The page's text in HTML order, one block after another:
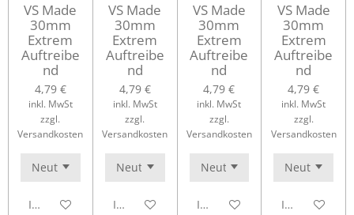
VS Made
30mm
Extrem
Auftreibe
nd
4,79 €
inkl. MwSt
zzgl.
Versandkosten
In den Warenkorb
VS Made
30mm
Extrem
Auftreibe
nd
4,79 €
inkl. MwSt
zzgl.
Versandkosten
In den Warenkorb
VS Made
30mm
Extrem
Auftreibe
nd
4,79 €
inkl. MwSt
zzgl.
Versandkosten
In den Warenkorb
VS Made
30mm
Extrem
Auftreibe
nd
4,79 €
inkl. MwSt
zzgl.
Versandkosten
In den